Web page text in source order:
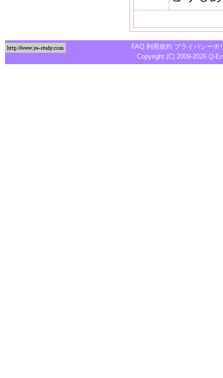
FAQ 利用規約 プライバシーポ
Copyright (C) 2009-2026 Q-